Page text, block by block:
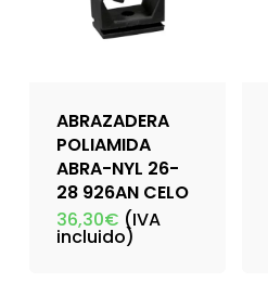
ABRAZADERA
POLIAMIDA
ABRA-NYL 26-
28 926AN CELO
36,30€ (IVA
incluido)